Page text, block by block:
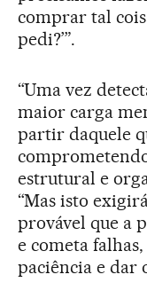
comprar tal
pedi?’”.
“Uma vez
maior carga
partir daquele
estrutural e
“Mas isto
provável que a
e cometa
paciência e dar